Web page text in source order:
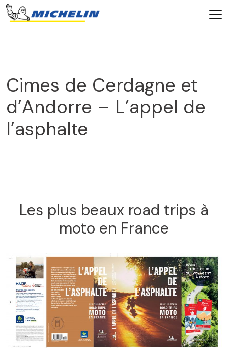
Cimes de Cerdagne et
d’Andorre – L’appel de
l’asphalte
Les plus beaux road trips à
moto en France